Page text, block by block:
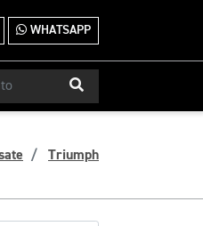
WHATSAPP
Triumph